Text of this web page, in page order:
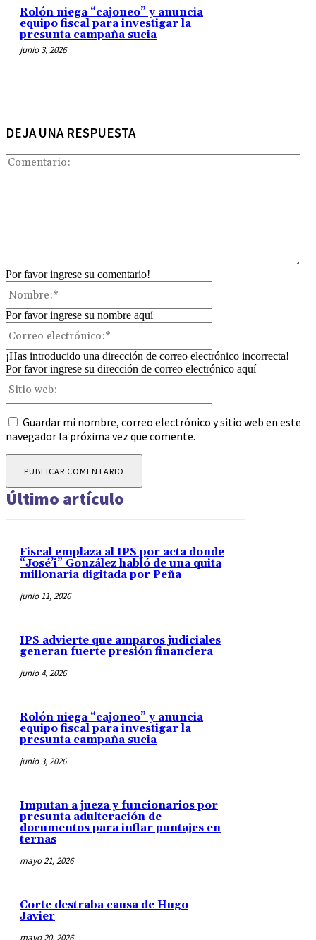
Rolón niega “cajoneo” y anuncia
equipo fiscal para investigar la
presunta campaña sucia
junio 3, 2026
DEJA UNA RESPUESTA
Por favor ingrese su comentario!
Por favor ingrese su nombre aquí
¡Has introducido una dirección de correo electrónico incorrecta!
Por favor ingrese su dirección de correo electrónico aquí
Guardar mi nombre, correo electrónico y sitio web en este
navegador la próxima vez que comente.
Último artículo
Fiscal emplaza al IPS por acta donde
“José’i” González habló de una quita
millonaria digitada por Peña
junio 11, 2026
IPS advierte que amparos judiciales
generan fuerte presión financiera
junio 4, 2026
Rolón niega “cajoneo” y anuncia
equipo fiscal para investigar la
presunta campaña sucia
junio 3, 2026
Imputan a jueza y funcionarios por
presunta adulteración de
documentos para inflar puntajes en
ternas
mayo 21, 2026
Corte destraba causa de Hugo
Javier